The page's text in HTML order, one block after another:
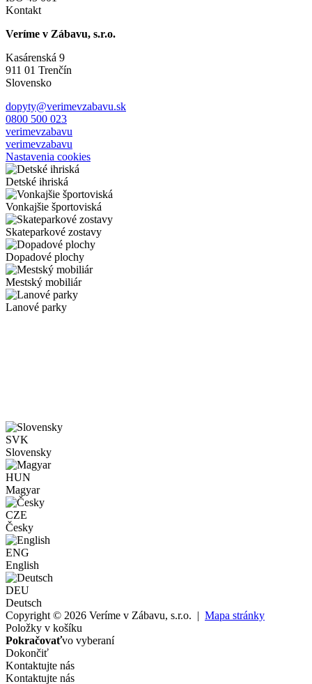
Kontakt
Veríme v Zábavu, s.r.o.
Kasárenská 9
911 01 Trenčín
Slovensko
dopyty@verimevzabavu.sk
0800 500 023
verimevzabavu
verimevzabavu
Nastavenia cookies
Detské ihriská
Vonkajšie športoviská
Skateparkové zostavy
Dopadové plochy
Mestský mobiliár
Lanové parky
SVK
Slovensky
HUN
Magyar
CZE
Česky
ENG
English
DEU
Deutsch
Copyright © 2026 Veríme v Zábavu, s.r.o. | Mapa stránky
Položky v košíku
Pokračovaťvo vyberaní
Dokončiť
Kontaktujte nás
Kontaktujte nás